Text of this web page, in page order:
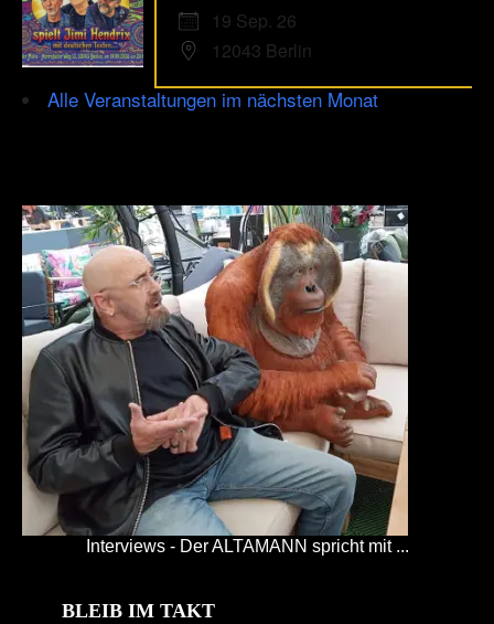
19 Sep. 26
12043 Berlin
Alle Veranstaltungen im nächsten Monat
Interviews - Der ALTAMANN spricht mit ...
BLEIB IM TAKT